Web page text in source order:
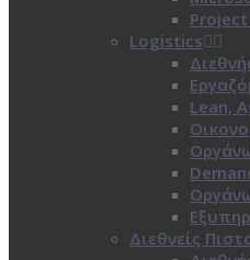
Logistics
Lean,
Διεθνείς